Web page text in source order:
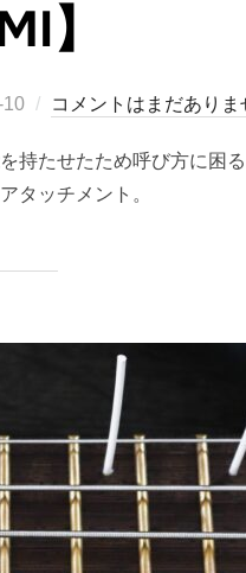
】
10 コメントはまだありま
持たせたため呼び方に困
タッチメント。